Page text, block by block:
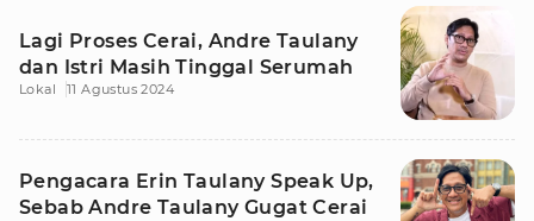
Lagi Proses Cerai, Andre Taulany
dan Istri Masih Tinggal Serumah
Lokal 11 Agustus 2024
Pengacara Erin Taulany Speak Up,
Sebab Andre Taulany Gugat Cerai